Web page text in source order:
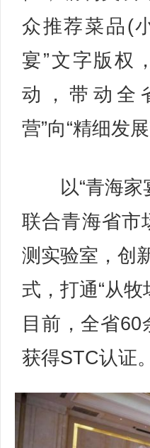
众推荐菜品(
宴”文字版权
动，带动全
营”向“精细发展
以“青海家
联合青海省市
测实验室，创
式，打通“从
目前，全省
获得STC认证。